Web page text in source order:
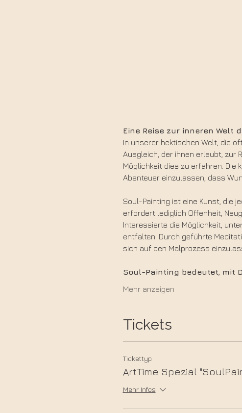
Eine Reise zur inneren Welt
In unserer hektischen Welt, die
Ausgleich, der ihnen erlaubt, zur
Möglichkeit dies zu erfahren. Die
Abenteuer einzulassen, dass
Soul-Painting ist eine Kunst, die
erfordert lediglich Offenheit,
Interessierte die Möglichkeit,
entfalten. Durch geführte
sich auf den Malprozess
Soul-Painting bedeutet, mit
Mehr anzeigen
Tickets
Tickettyp
ArtTime Spezial
Mehr Infos